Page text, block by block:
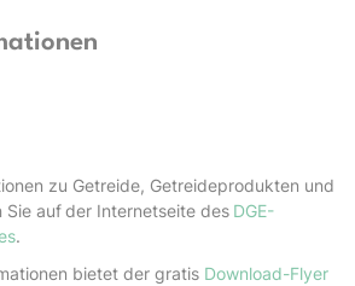
zu Getreide, Getreideprodukten und
Sie aufder Internetseite des DGE-
.
bietet der gratis Download-Flyer